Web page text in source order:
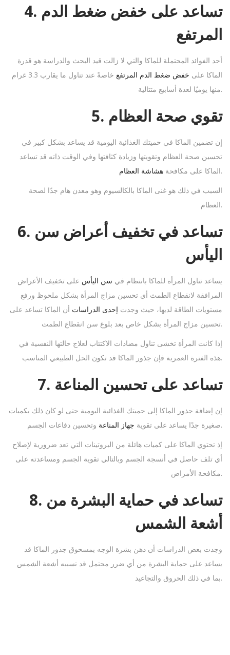
4. تساعد على خفض ضغط الدم
المرتفع
أحد الفوائد المحتملة للماكا والتي لا زالت قيد البحث والدراسة هو قدرة
الماكا على خفض ضغط الدم المرتفع
خاصةً عند تناول ما يقارب 3.3 غرام
منها يوميًا لعدة أسابيع متتالية.
5. تقوي صحة العظام
إن تضمين الماكا في حميتك الغذائية اليومية قد يساعد بشكل كبير في
تحسين صحة العظام وتقويتها وزيادة كثافتها وفي الوقت ذاته قد تساعد
الماكا على مكافحة هشاشة العظام
.
السبب في ذلك هو غنى الماكا بالكالسيوم وهو معدن هام جدًا لصحة
العظام.
6. تساعد في تخفيف أعراض سن
اليأس
يساعد تناول المرأة للماكا بانتظام في سن اليأس على تخفيف الأعراض
المرافقة لانقطاع الطمث أي تحسين مزاج المرأة بشكل ملحوظ ورفع
مستويات الطاقة لديها، حيث وجدت إحدى الدراسات أن الماكا تساعد على
تحسين مزاج المرأة بشكل خاص بعد بلوغ سن انقطاع الطمث.
إذا كانت المرأة تخشى تناول مضادات الاكتئاب لعلاج حالتها النفسية في
هذه الفترة العمرية فإن جذور الماكا قد تكون الحل الطبيعي المناسب.
7. تساعد على تحسين المناعة
إن إضافة جذور الماكا إلى حميتك الغذائية اليومية حتى لو كان ذلك بكميات
صغيرة جدًا يساعد على تقوية جهاز المناعة
وتحسين دفاعات الجسم.
إذ تحتوي الماكا على كميات هائلة من البروتينات التي تعد ضرورية لإصلاح
أي تلف حاصل في أنسجة الجسم وبالتالي تقوية الجسم ومساعدته على
مكافحة الأمراض.
8. تساعد في حماية البشرة من
أشعة الشمس
وجدت بعض الدراسات أن دهن بشرة الوجه بمسحوق جذور الماكا قد
يساعد على حماية البشرة من أي ضرر محتمل قد تسببه أشعة الشمس
بما في ذلك الحروق والتجاعيد.